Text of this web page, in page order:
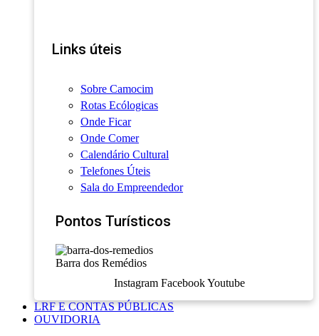
Links úteis
Sobre Camocim
Rotas Ecólogicas
Onde Ficar
Onde Comer
Calendário Cultural
Telefones Úteis
Sala do Empreendedor
Pontos Turísticos
Barra dos Remédios
Instagram Facebook Youtube
LRF E CONTAS PÚBLICAS
OUVIDORIA